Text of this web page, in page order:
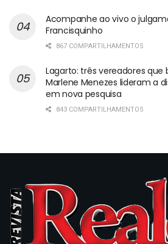
Acompanhe ao vivo o
Francisquinho
867 COMPARTILHAMENTOS
Lagarto: três vereadores
Marlene Menezes lideram a
em nova pesquisa
843 COMPARTILHAMENTOS